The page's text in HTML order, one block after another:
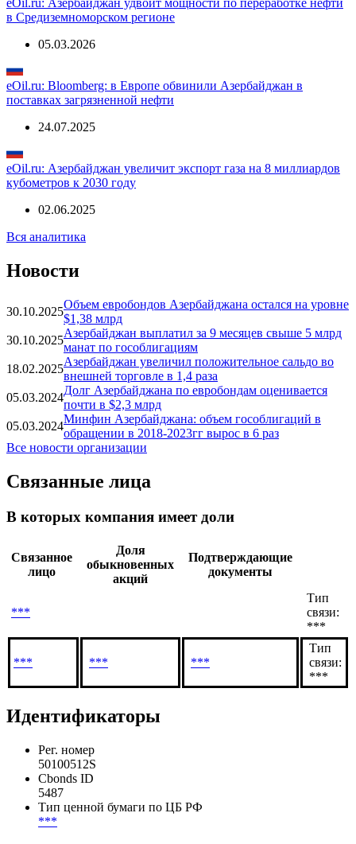
eOil.ru: Азербайджан удвоит мощности по переработке нефти
в Средиземноморском регионе
05.03.2026
eOil.ru: Bloomberg: в Европе обвинили Азербайджан в
поставках загрязненной нефти
24.07.2025
eOil.ru: Азербайджан увеличит экспорт газа на 8 миллиардов
кубометров к 2030 году
02.06.2025
Вся аналитика
Новости
30.10.2025
Объем евробондов Азербайджана остался на уровне
$1,38 млрд
30.10.2025
Азербайджан выплатил за 9 месяцев свыше 5 млрд
манат по гособлигациям
18.02.2025
Азербайджан увеличил положительное сальдо во
внешней торговле в 1,4 раза
05.03.2024
Долг Азербайджана по евробондам оценивается
почти в $2,3 млрд
05.03.2024
Минфин Азербайджана: объем гособлигаций в
обращении в 2018-2023гг вырос в 6 раз
Все новости организации
Связанные лица
В которых компания имеет доли
Связанное
лицо
Доля
обыкновенных
акций
Подтверждающие
документы
***
Тип
связи:
***
*** *** ***
Тип
связи:
***
Идентификаторы
Рег. номер
50100512S
Cbonds ID
5487
Тип ценной бумаги по ЦБ РФ
***